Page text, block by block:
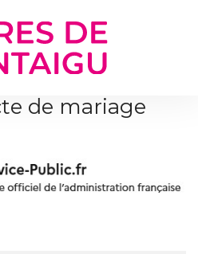
de mariage